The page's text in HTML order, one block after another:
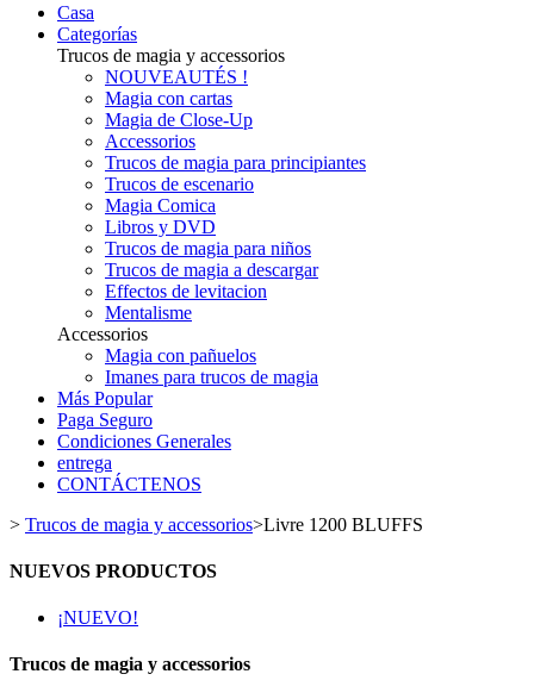
Casa
Categorías
Trucos de magia y accessorios
NOUVEAUTÉS !
Magia con cartas
Magia de Close-Up
Accessorios
Trucos de magia para principiantes
Trucos de escenario
Magia Comica
Libros y DVD
Trucos de magia para niños
Trucos de magia a descargar
Effectos de levitacion
Mentalisme
Accessorios
Magia con pañuelos
Imanes para trucos de magia
Más Popular
Paga Seguro
Condiciones Generales
entrega
CONTÁCTENOS
> Trucos de magia y accessorios>Livre 1200 BLUFFS
NUEVOS PRODUCTOS
¡NUEVO!
Trucos de magia y accessorios